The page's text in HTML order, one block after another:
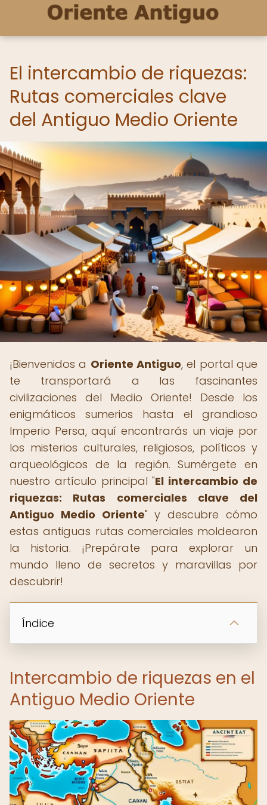
El intercambio de riquezas:
Rutas comerciales clave
del Antiguo Medio Oriente
¡Bienvenidos a Oriente Antiguo, el portal que
te transportará a las fascinantes
civilizaciones del Medio Oriente! Desde los
enigmáticos sumerios hasta el grandioso
Imperio Persa, aquí encontrarás un viaje por
los misterios culturales, religiosos, políticos y
arqueológicos de la región. Sumérgete en
nuestro artículo principal "El intercambio de
riquezas: Rutas comerciales clave del
Antiguo Medio Oriente" y descubre cómo
estas antiguas rutas comerciales moldearon
la historia. ¡Prepárate para explorar un
mundo lleno de secretos y maravillas por
descubrir!
Índice
Intercambio de riquezas en el
Antiguo Medio Oriente